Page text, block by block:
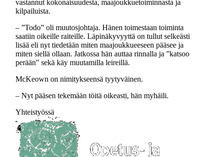
vastannut kokonaisuudesta, maajoukkuetoiminnasta ja
kilpailuista.
– ”Todo” oli muutosjohtaja. Hänen toimestaan toiminta
saatiin oikeille raiteille. Läpinäkyvyyttä on tullut selkeästi
lisää eli nyt tiedetään miten maajoukkueeseen pääsee ja
miten siellä ollaan. Jatkossa hän auttaa rinnalla ja ”katsoo
perään” sekä käy muutamilla leireillä.
McKeown on nimitykseensä tyytyväinen.
– Nyt pääsen tekemään töitä oikeasti, hän myhäili.
Yhteistyössä